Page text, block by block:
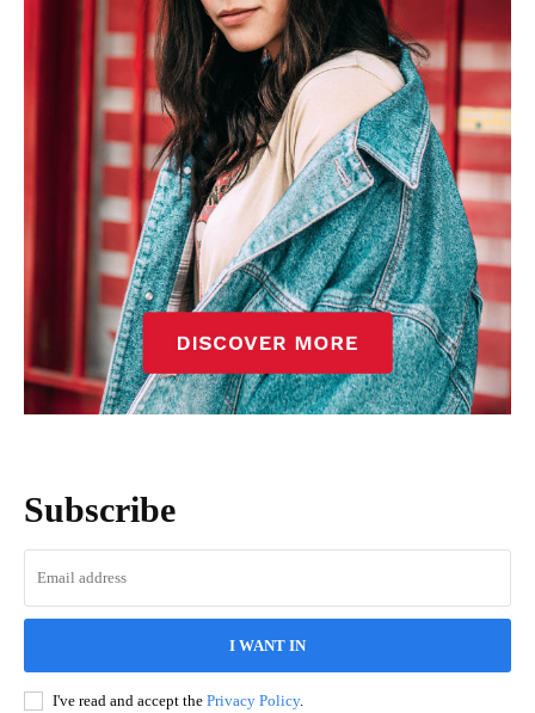
Subscribe
I WANT IN
I've read and accept the Privacy Policy.